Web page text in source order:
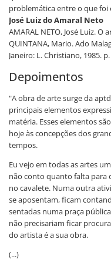
problemática entre o que foi
José Luiz do Amaral Neto
AMARAL NETO, José Luiz. O
QUINTANA, Mario. Ado
Janeiro: L. Christiano, 1985.
Depoimentos
"A obra de arte surge da
principais elementos
matéria. Esses elementos
hoje às concepções dos
tempos.
Eu vejo em todas as artes
não conto quanto falta para
no cavalete. Numa outra
se aposentam, ficam
sentadas numa praça
não precisariam ficar
do artista é a sua obra.
(...)